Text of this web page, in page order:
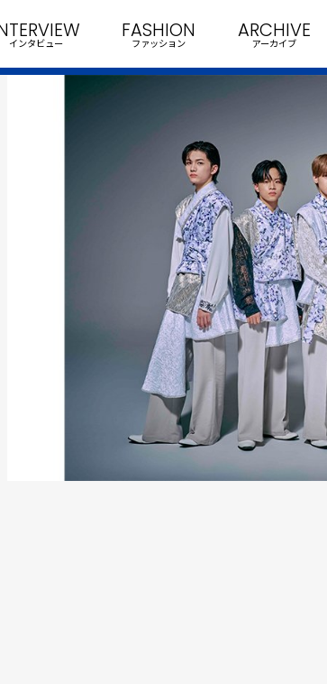
インタビュー
FASHION
ファッション
ARCHIVE
アーカイブ